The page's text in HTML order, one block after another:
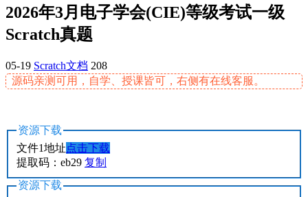
2026年3月电子学会(CIE)等级考试一级
Scratch真题
05-19 Scratch文档 208
源码亲测可用，自学、授课皆可，右侧有在线客服。
资源下载
文件1地址点击下载
提取码：eb29 复制
资源下载